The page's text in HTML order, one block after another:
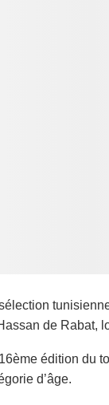
de Rabat,
édition du
d’âge.